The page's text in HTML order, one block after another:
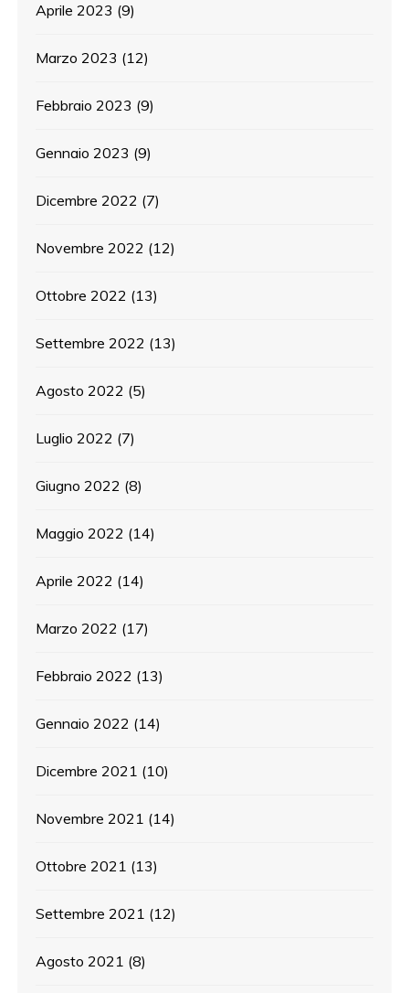
Aprile 2023 (9)
Marzo 2023 (12)
Febbraio 2023 (9)
Gennaio 2023 (9)
Dicembre 2022 (7)
Novembre 2022 (12)
Ottobre 2022 (13)
Settembre 2022 (13)
Agosto 2022 (5)
Luglio 2022 (7)
Giugno 2022 (8)
Maggio 2022 (14)
Aprile 2022 (14)
Marzo 2022 (17)
Febbraio 2022 (13)
Gennaio 2022 (14)
Dicembre 2021 (10)
Novembre 2021 (14)
Ottobre 2021 (13)
Settembre 2021 (12)
Agosto 2021 (8)